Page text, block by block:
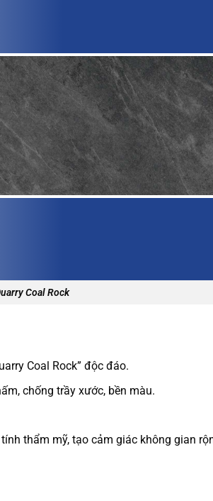
Coal Rock
Coal Rock” độc đáo.
chống trầy xước, bền màu.
thẩm mỹ, tạo cảm giác không gian